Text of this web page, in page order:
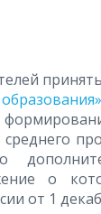
о
от 1